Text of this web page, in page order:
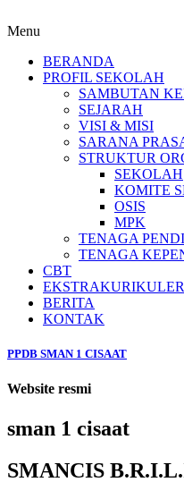
Menu
BERANDA
PROFIL SEKOLAH
SAMBUTAN
SEJARAH
VISI & MISI
SARANA
STRUKTUR
SEKOLAH
KOMITE
OSIS
MPK
TENAGA
TENAGA
CBT
EKSTRAKURIKULER
BERITA
KONTAK
PPDB SMAN 1 CISAAT
Website resmi
sman 1 cisaat
SMANCIS